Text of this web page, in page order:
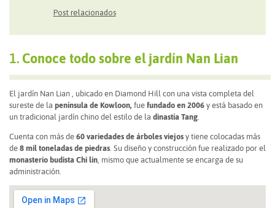
Post relacionados
1. Conoce todo sobre el jardín Nan Lian
El jardín Nan Lian , ubicado en Diamond Hill con una vista completa del
sureste de la península de Kowloon, fue fundado en 2006 y está basado en
un tradicional jardín chino del estilo de la dinastía Tang
Cuenta con más de 60 variedades de árboles viejos y tiene colocadas más
de 8 mil toneladas de piedras . Su diseño y construcción fue realizado por el
monasterio budista Chi lin , mismo que actualmente se encarga de su
administración.